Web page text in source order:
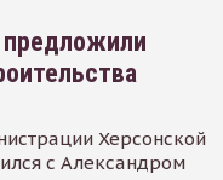
предложили
Херсонской
с Александром